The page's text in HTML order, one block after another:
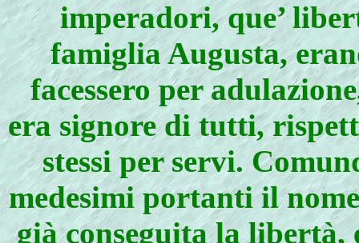
imperadori, que’
famiglia Augusta,
facessero per
era signore di tutti,
stessi per servi.
medesimi portanti il
già conseguita la libertà,